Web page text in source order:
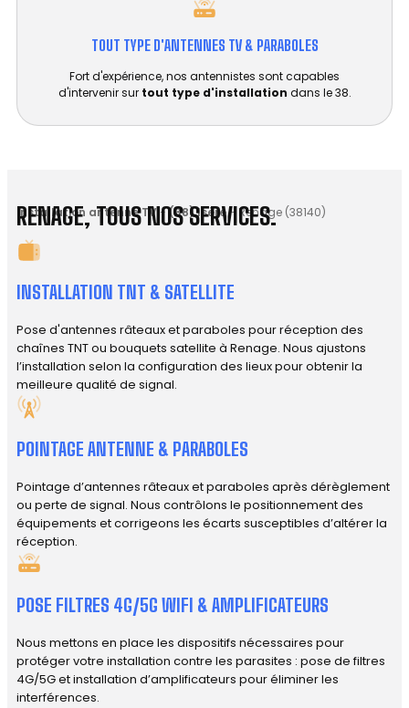
TOUT TYPE D'ANTENNES TV & PARABOLES
Fort d'expérience, nos antennistes sont capables
d'intervenir sur tout type d'installation dans le 38.
Installation antenne TV -(38) Isère- Renage (38140)
RENAGE, TOUS NOS SERVICES.
INSTALLATION TNT & SATELLITE
Pose d'antennes râteaux et paraboles pour réception des
chaînes TNT ou bouquets satellite à Renage. Nous ajustons
l’installation selon la configuration des lieux pour obtenir la
meilleure qualité de signal.
POINTAGE ANTENNE & PARABOLES
Pointage d’antennes râteaux et paraboles après dérèglement
ou perte de signal. Nous contrôlons le positionnement des
équipements et corrigeons les écarts susceptibles d’altérer la
réception.
POSE FILTRES 4G/5G WIFI & AMPLIFICATEURS
Nous mettons en place les dispositifs nécessaires pour
protéger votre installation contre les parasites : pose de filtres
4G/5G et installation d’amplificateurs pour éliminer les
interférences.